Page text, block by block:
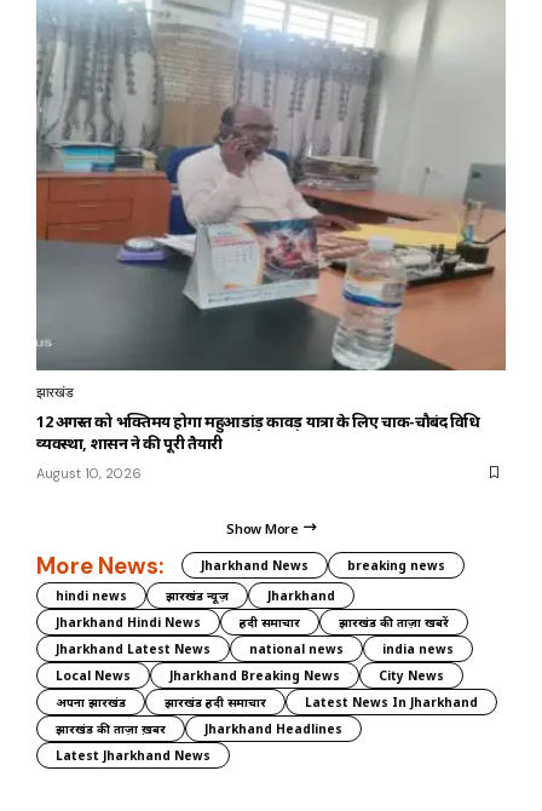
झारखंड
12 अगस्त को भक्तिमय होगा महुआडांड़ कावड़ यात्रा के लिए चाक-चौबंद विधि
व्यवस्था, प्रशासन ने की पूरी तैयारी
August 10, 2026
Show More
More News: Jharkhand News
breaking news
hindi news
झारखंड न्यूज़
Jharkhand
Jharkhand Hindi News
हिंदी समाचार
झारखंड की ताज़ा खबरें
Jharkhand Latest News
national news
india news
Local News
Jharkhand Breaking News
City News
अपना झारखंड
झारखंड हिंदी समाचार
Latest News In Jharkhand
झारखंड की ताज़ा ख़बर
Jharkhand Headlines
Latest Jharkhand News